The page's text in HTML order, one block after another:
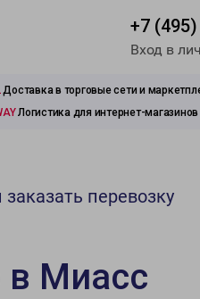
+7
Вход в
Доставка в торговые сети и
Логистика для интернет-магазинов
перевозку
в Миасс